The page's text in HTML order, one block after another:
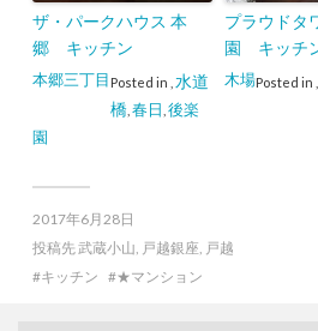
ザ・パークハウス 本
郷 キッチン
Posted in
本郷三丁目
水道
橋, 春日 後楽
園
プラウドタ
園 キッチ
Posted in
木場
2017年6月28日
投稿先武蔵小山, 戸越銀座, 戸越
キッチン
★マンション